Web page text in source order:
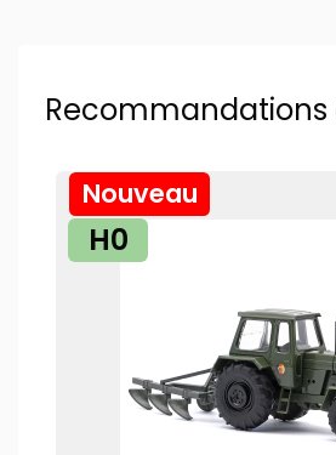
Recommandations
H0
Nouveau